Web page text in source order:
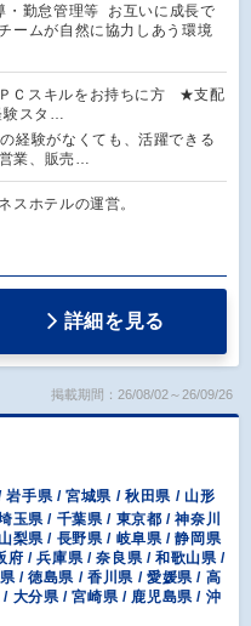
・勤怠管理等 お互いに成長で
ームが自然に協力しあう環境
Ｃスキルをお持ちに方 ★支配
スタ…
経験がなくても、活躍できる
業、販売…
スホテルの運営。
詳細を見る
掲載期間：26/08/02～26/09/26
岩手県 / 宮城県 / 秋田県 / 山形
玉県 / 千葉県 / 東京都 / 神奈川
梨県 / 長野県 / 岐阜県 / 静岡県
府 / 兵庫県 / 奈良県 / 和歌山県 /
/ 徳島県 / 香川県 / 愛媛県 / 高
大分県 / 宮崎県 / 鹿児島県 / 沖